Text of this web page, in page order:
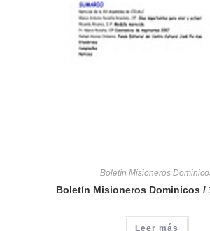
Boletín Misioneros
Boletín Misioneros Dominicos /
Leer más